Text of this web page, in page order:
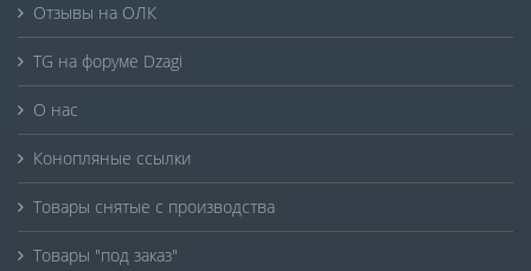
Отзывы на ОЛК
TG на форуме Dzagi
О нас
Конопляные ссылки
Товары снятые с производства
Товары "под заказ"